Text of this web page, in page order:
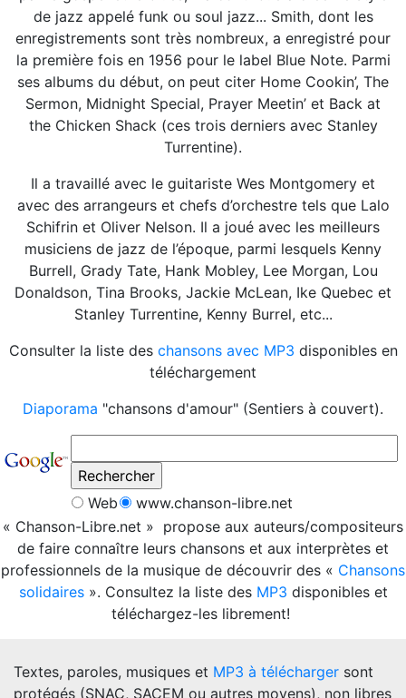
de jazz appelé funk ou soul jazz... Smith, dont les
enregistrements sont très nombreux, a enregistré pour
la première fois en 1956 pour le label Blue Note. Parmi
ses albums du début, on peut citer Home Cookin’, The
Sermon, Midnight Special, Prayer Meetin’ et Back at
the Chicken Shack (ces trois derniers avec Stanley
Turrentine).
Il a travaillé avec le guitariste Wes Montgomery et
avec des arrangeurs et chefs d’orchestre tels que Lalo
Schifrin et Oliver Nelson. Il a joué avec les meilleurs
musiciens de jazz de l’époque, parmi lesquels Kenny
Burrell, Grady Tate, Hank Mobley, Lee Morgan, Lou
Donaldson, Tina Brooks, Jackie McLean, Ike Quebec et
Stanley Turrentine, Kenny Burrel, etc...
Consulter la liste des chansons avec MP3 disponibles en
téléchargement
Diaporama "chansons d'amour" (Sentiers à couvert).
Web
www.chanson-libre.net
« Chanson-Libre.net » propose aux auteurs/compositeurs
de faire connaître leurs chansons et aux interprètes et
professionnels de la musique de découvrir des « Chansons
solidaires». Consultez la liste des MP3 disponibles et
téléchargez-les librement!
Textes, paroles, musiques et MP3 à télécharger sont
protégés (SNAC, SACEM ou autres moyens), non libres